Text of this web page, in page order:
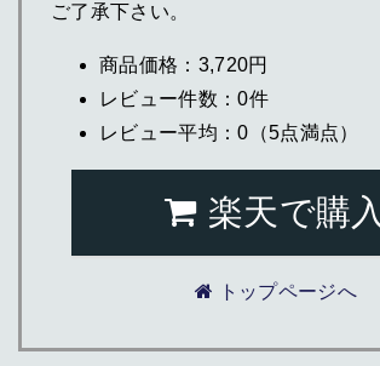
ご了承下さい。
商品価格：3,720円
レビュー件数：0件
レビュー平均：0（5点満点）
楽天で購入
トップページへ